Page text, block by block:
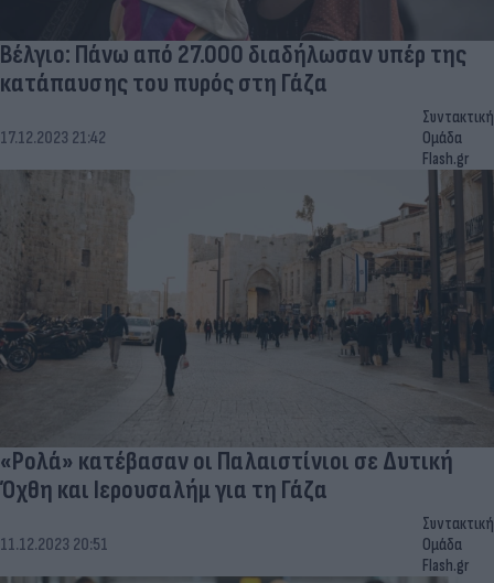
Βέλγιο: Πάνω από 27.000 διαδήλωσαν υπέρ της
κατάπαυσης του πυρός στη Γάζα
17.12.2023 21:42
Συντακτική
Ομάδα
Flash.gr
«Ρολά» κατέβασαν οι Παλαιστίνιοι σε Δυτική
Όχθη και Ιερουσαλήμ για τη Γάζα
11.12.2023 20:51
Συντακτική
Ομάδα
Flash.gr